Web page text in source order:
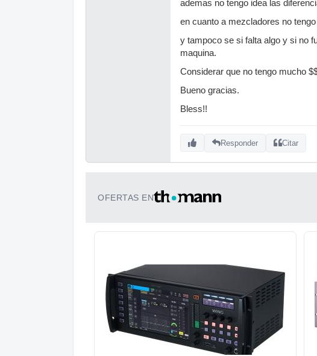
ademas no tengo idea las
en cuanto a mezcladores no
y tampoco se si falta algo y si no
maquina.
Considerar que no tengo mucho
Bueno gracias.
Bless!!
Responder Citar
OFERTAS EN